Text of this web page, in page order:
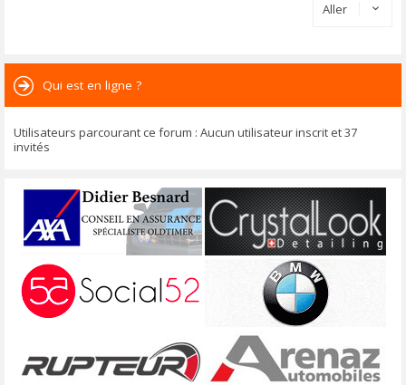
Aller
Qui est en ligne ?
Utilisateurs parcourant ce forum : Aucun utilisateur inscrit et 37
invités